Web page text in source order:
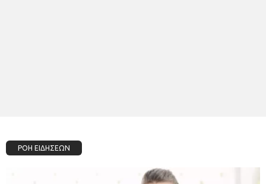
ΡΟΗ ΕΙΔΗΣΕΩΝ